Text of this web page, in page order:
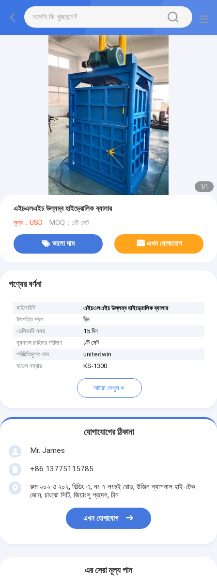
1/1
এইচএলএইচ উল্লম্ব হাইড্রোলিক ব্যালার
মূল্য：USD MOQ：১টি সেট
ভালো দাম এখন যোগাযোগ
পণ্যের বর্ণনা
হাইলাইট
এইচএলএইচ উল্লম্ব হাইড্রোলিক ব্যালার
উৎপত্তি স্থল
চীন
ডেলিভারি সময়
15 দিন
ন্যূনতম চাহিদার পরিমাণ
১টি সেট
পরিচিতিমুলক নাম
unitedwin
মডেল নম্বার
KS-1300
আরো দেখুন
যোগাযোগের ঠিকানা
Mr. James
+86 13775115785
রুম ২০২ ও ২০২, বিল্ডিং এ, নং ৭ লংহুই রোড, উজিন ন্যাশনাল হাই-টেক
জোন, চাংঝো সিটি, জিয়াংসু প্রদেশ, চীন
এখন যোগাযোগ
এর সেরা মূল্য পান